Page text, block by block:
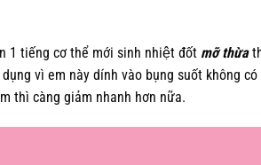
1 tiếng cơ thể mới sinh nhiệt đốt mỡ thừa
vì em này dính vào bụng suốt không
thì càng giảm nhanh hơn nữa.